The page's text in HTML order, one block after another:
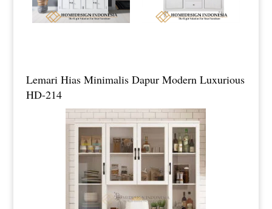
Lemari Hias Minimalis Dapur Modern Luxurious
HD-214